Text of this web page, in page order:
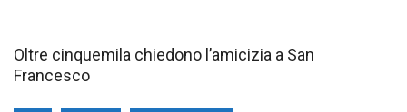
Oltre cinquemila chiedono l’amicizia a San
Francesco